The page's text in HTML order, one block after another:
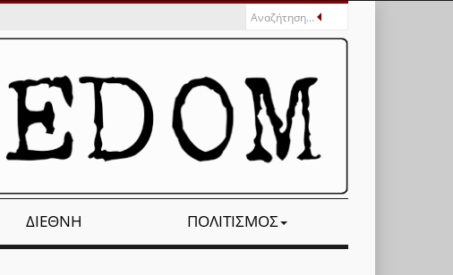
ΔΙΕΘΝΉ ΠΟΛΙΤΙΣΜΌΣ